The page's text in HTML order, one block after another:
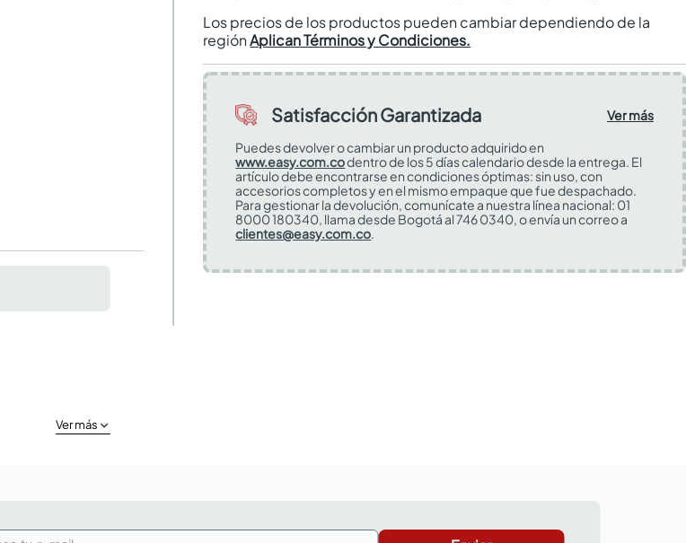
Los precios de los productos pueden cambiar dependiendo de la
regiónAplican Términos y Condiciones.
Satisfacción Garantizada
Ver más
Puedes devolver o cambiar un producto adquirido en
www.easy.com.codentro de los 5 días calendario desde la entrega. El
artículo debe encontrarse en condiciones óptimas: sin uso, con
accesorios completos y en el mismo empaque que fue despachado.
Para gestionar la devolución, comunícate a nuestra línea nacional: 01
8000 180340, llama desde Bogotá al 746 0340, o envía un correo a
clientes@easy.com.co.
Ver más